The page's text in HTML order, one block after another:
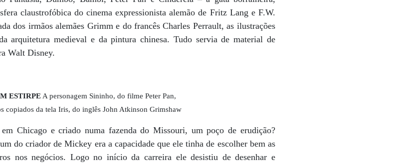
claustrofóbica do cinema expressionista alemão de Fritz Lang e F.W.
dos irmãos alemães Grimm e do francês Charles Perrault, as ilustrações
arquitetura medieval e da pintura chinesa. Tudo servia de material de
Walt Disney.
ESTIRPE A personagem Sininho, do filme Peter Pan,
copiados da tela Iris, do inglês John Atkinson Grimshaw
Chicago e criado numa fazenda do Missouri, um poço de erudição?
do criador de Mickey era a capacidade que ele tinha de escolher bem as
nos negócios. Logo no início da carreira ele desistiu de desenhar e